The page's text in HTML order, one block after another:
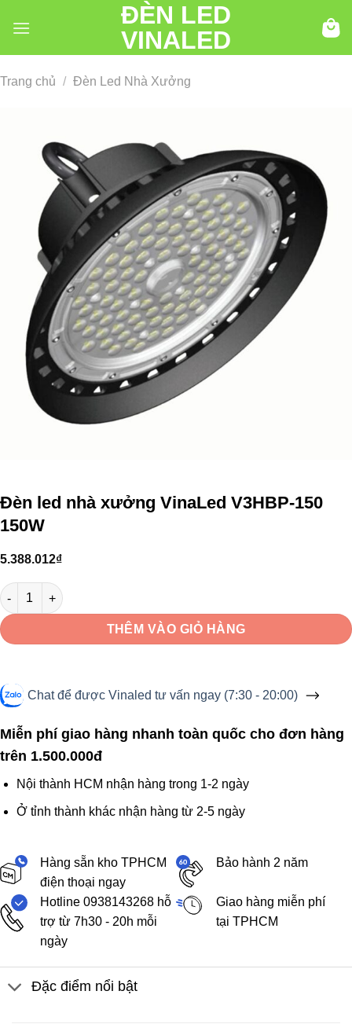
đến
ĐÈN LED
VINALED
Trang chủ / Đèn Led Nhà Xưởng
Đèn led nhà xưởng VinaLed V3HBP-150
150W
5.388.012₫
Đèn led nhà xưởng VinaLed V3HBP-150 150W số lượng
THÊM VÀO GIỎ HÀNG
Chat để được Vinaled tư vấn ngay (7:30 - 20:00)
Miễn phí giao hàng nhanh toàn quốc cho đơn hàng
trên 1.500.000đ
Nội thành HCM nhận hàng trong 1-2 ngày
Ở tỉnh thành khác nhận hàng từ 2-5 ngày
Hàng sẵn kho TPHCM
điện thoại ngay
Bảo hành 2 năm
Hotline 0938143268 hỗ
trợ từ 7h30 - 20h mỗi
ngày
Giao hàng miễn phí
tại TPHCM
Đặc điểm nổi bật